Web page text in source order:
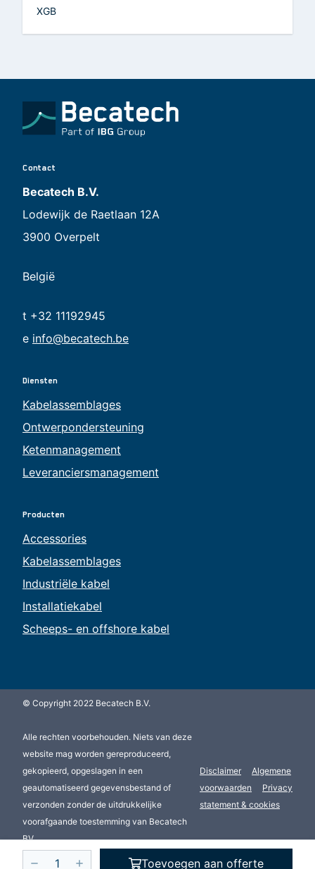
Toevoegen aan offerte
XGB
Contact
Becatech B.V.
Lodewijk de Raetlaan 12A
3900 Overpelt
België
t +32 11192945
e info@becatech.be
Diensten
Kabelassemblages
Ontwerpondersteuning
Ketenmanagement
Leveranciersmanagement
Producten
Accessories
Kabelassemblages
Industriële kabel
Installatiekabel
Scheeps- en offshore kabel
© Copyright 2022 Becatech B.V.
Alle rechten voorbehouden. Niets van deze
website mag worden gereproduceerd,
gekopieerd, opgeslagen in een
geautomatiseerd gegevensbestand of
verzonden zonder de uitdrukkelijke
voorafgaande toestemming van Becatech
BV.
Disclaimer
Algemene
voorwaarden
Privacy
statement & cookies